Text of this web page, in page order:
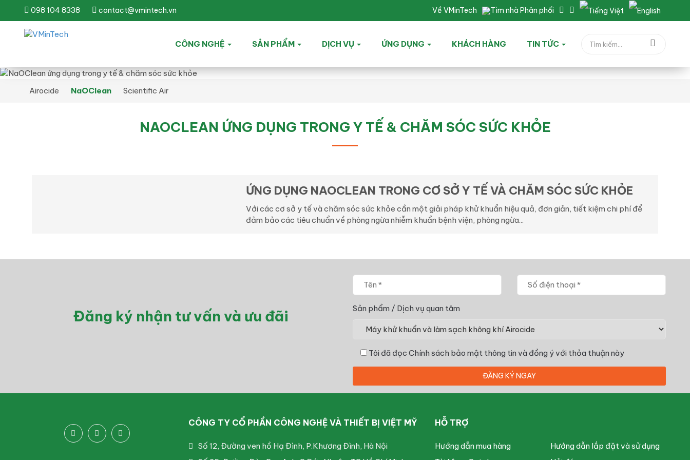
098 104 8338 contact@vmintech.vn Về VMinTech Tìm nhà Phân phối
CÔNG NGHỆ SẢN PHẨM DỊCH VỤ ỨNG DỤNG KHÁCH HÀNG TIN TỨC
Airocide NaOClean Scientific Air
NAOCLEAN ỨNG DỤNG TRONG Y TẾ & CHĂM SÓC SỨC KHỎE
ỨNG DỤNG NAOCLEAN TRONG CƠ SỞ Y TẾ VÀ CHĂM SÓC SỨC KHỎE
Với các cơ sở y tế và chăm sóc sức khỏe cần một giải pháp khử khuẩn hiệu quả, đơn giản, tiết kiệm chi phí để
đảm bảo các tiêu chuẩn về phòng ngừa nhiễm khuẩn bệnh viện, phòng ngừa...
Đăng ký nhận tư vấn và ưu đãi Sản phẩm / Dịch vụ quan tâm
Tôi đã đọc Chính sách bảo mật thông tin và đồng ý với thỏa thuận này
CÔNG TY CỔ PHẦN CÔNG NGHỆ VÀ THIẾT BỊ VIỆT MỸ
Số 12, Đường ven hồ Hạ Đình, P.Khương Đình, Hà Nội
HỖ TRỢ
Hướng dẫn mua hàng
Hướng dẫn lắp đặt và sử dụng